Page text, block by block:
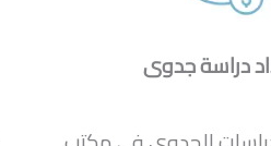
دراسة جدوى